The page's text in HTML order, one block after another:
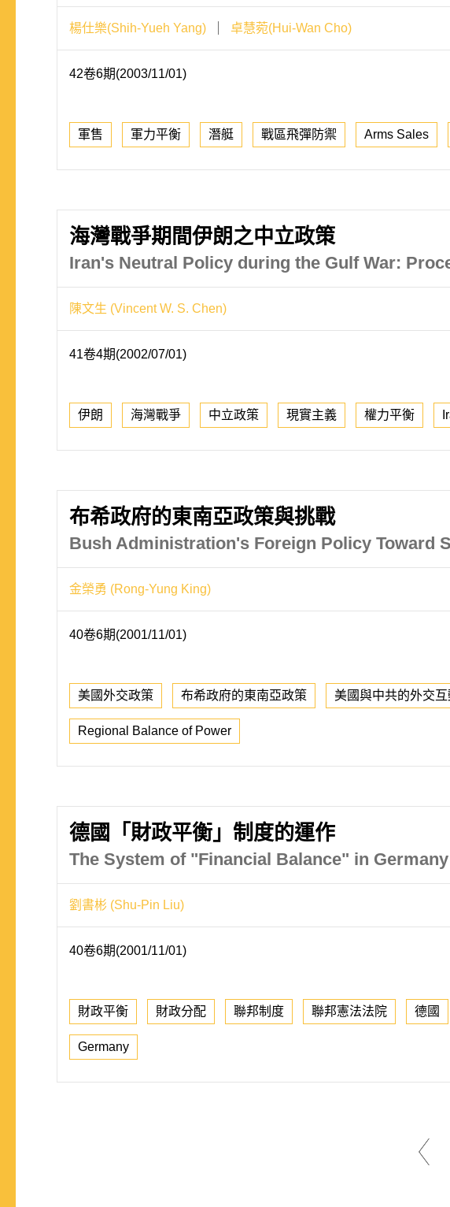
楊仕樂(Shih-Yueh Yang) 卓慧菀(Hui-Wan Cho)
42卷6期(2003/11/01)
軍售 軍力平衡 潛艇 戰區飛彈防禦 Arms Sales
海灣戰爭期間伊朗之中立政策
Iran's Neutral Policy during the Gulf War:
陳文生 (Vincent W. S. Chen)
41卷4期(2002/07/01)
伊朗 海灣戰爭 中立政策 現實主義 權力平衡
布希政府的東南亞政策與挑戰
Bush Administration's Foreign Policy Toward
金榮勇 (Rong-Yung King)
40卷6期(2001/11/01)
美國外交政策 布希政府的東南亞政策 美國與中共的外交互
Regional Balance of Power
德國「財政平衡」制度的運作
The System of "Financial Balance" in Germany
劉書彬 (Shu-Pin Liu)
40卷6期(2001/11/01)
財政平衡 財政分配 聯邦制度 聯邦憲法法院 德國
Germany